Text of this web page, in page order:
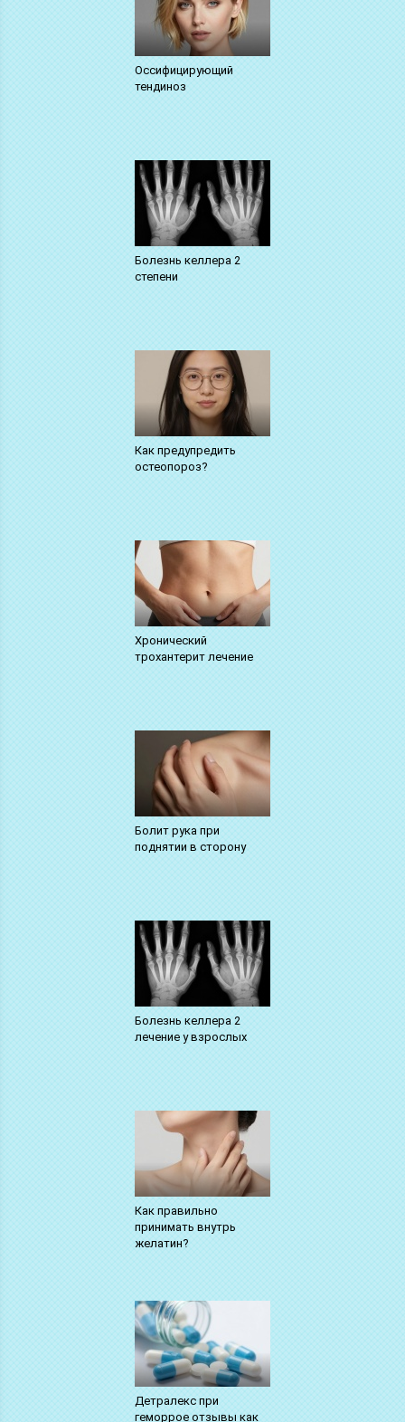
Оссифицирующий
тендиноз
Болезнь келлера 2
степени
Как предупредить
остеопороз?
Хронический
трохантерит лечение
Болит рука при
поднятии в сторону
Болезнь келлера 2
лечение у взрослых
Как правильно
принимать внутрь
желатин?
Детралекс при
геморрое отзывы как